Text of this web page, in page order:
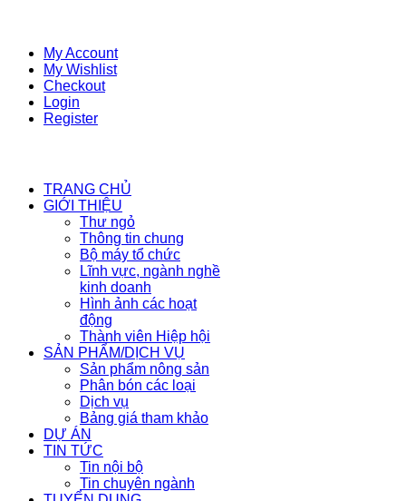
My Account
My Wishlist
Checkout
Login
Register
TRANG CHỦ
GIỚI THIỆU
Thư ngỏ
Thông tin chung
Bộ máy tổ chức
Lĩnh vực, ngành nghề
kinh doanh
Hình ảnh các hoạt
động
Thành viên Hiệp hội
SẢN PHẨM/DỊCH VỤ
Sản phẩm nông sản
Phân bón các loại
Dịch vụ
Bảng giá tham khảo
DỰ ÁN
TIN TỨC
Tin nội bộ
Tin chuyên ngành